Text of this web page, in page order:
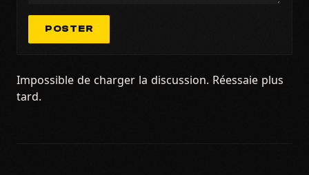
POSTER
Impossible de charger la discussion. Réessaie plus
tard.